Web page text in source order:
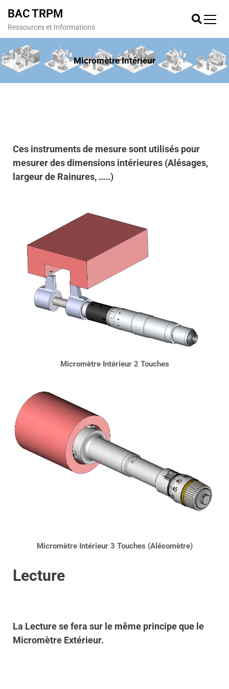
BAC TRPM
Ressources et Informations
Micromètre Intérieur
Ces instruments de mesure sont utilisés pour
mesurer des dimensions intérieures (Alésages,
largeur de Rainures, …..)
Micromètre Intérieur 2 Touches
Micromètre Intérieur 3 Touches (Alésomètre)
Lecture
La Lecture se fera sur le même principe que le
Micromètre Extérieur.